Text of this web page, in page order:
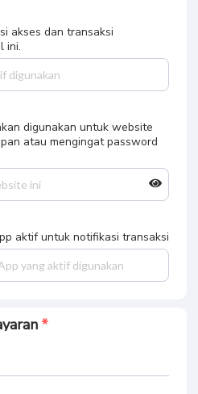
akses dan transaksi
ini.
digunakan untuk website
atau mengingat password
aktif untuk notifikasi transaksi